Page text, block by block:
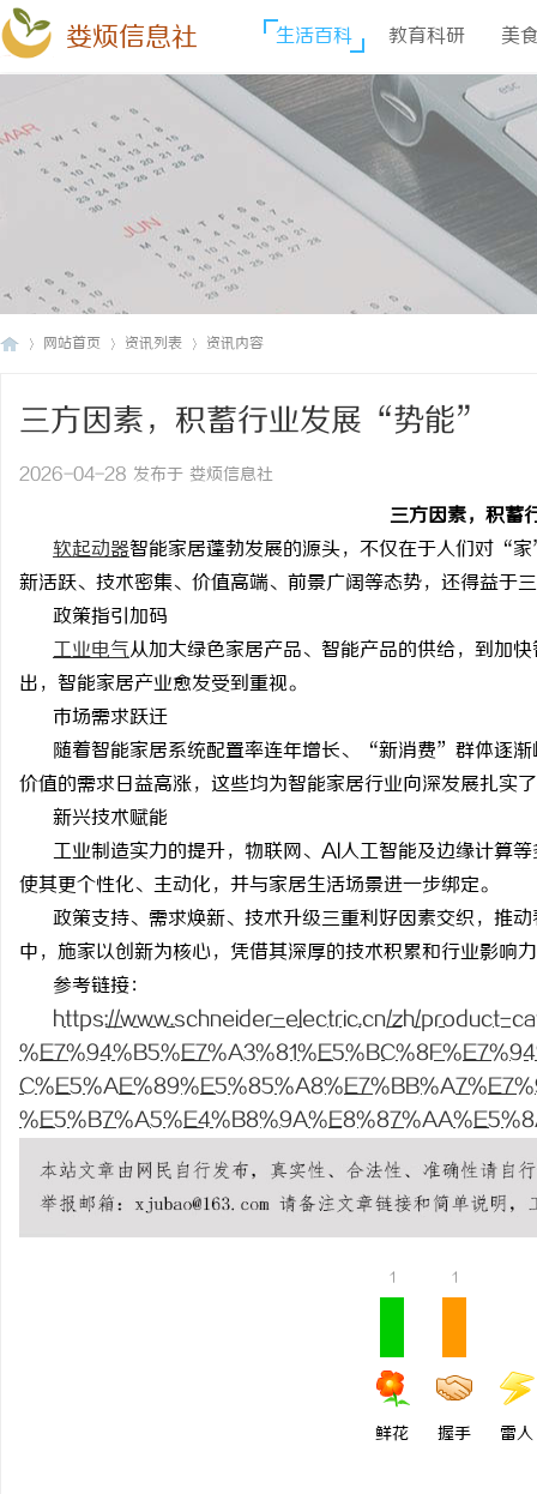
娄烦信息社 生活百科 教育科研 美
网站首页 资讯列表 资讯内容
三方因素，积蓄行业发展“势能”
2026-04-28 发布于 娄烦信息社
三方因素，积蓄
软起动器智能家居蓬勃发展的源头，不仅在于人们对 “
新活跃、技术密集、价值高端、前景广阔等态势，还得益于
政策指引加码
工业电气从加大绿色家居产品、智能产品的供给，到加
出，智能家居产业愈发受到重视。
市场需求跃迁
随着智能家居系统配置率连年增长、
“新消费”群体逐渐
价值的需求日益高涨，这些均为智能家居行业向深发展扎实
新兴技术赋能
工业制造实力的提升，物联网、 AI人工智能及边缘计算
使其更个性化、主动化，并与家居生活场景进一步绑定。
政策支持、需求焕新、技术升级三重利好因素交织，推
中，施家以创新为核心，凭借其深厚的技术积累和行业影响
参考链接：
https://www.schneider-electric.cn/zh/product-
1
鲜花
1
握手 雷人